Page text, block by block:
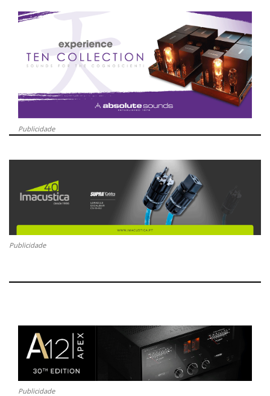
Publicidade
Publicidade
Publicidade